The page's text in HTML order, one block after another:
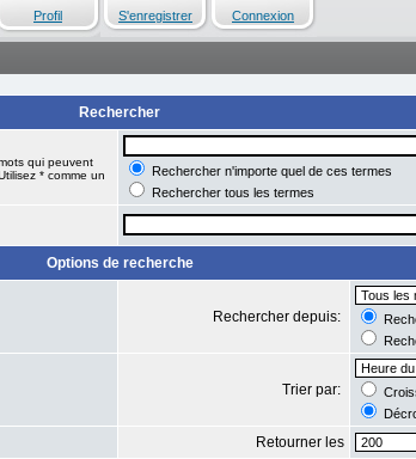
Profil S'enregistrer Connexion
Rechercher
qui peuvent
* comme un
Rechercher n'importe quel de ces termes
Rechercher tous les termes
Options de recherche
Rechercher depuis:
Trier par:
Retourner les